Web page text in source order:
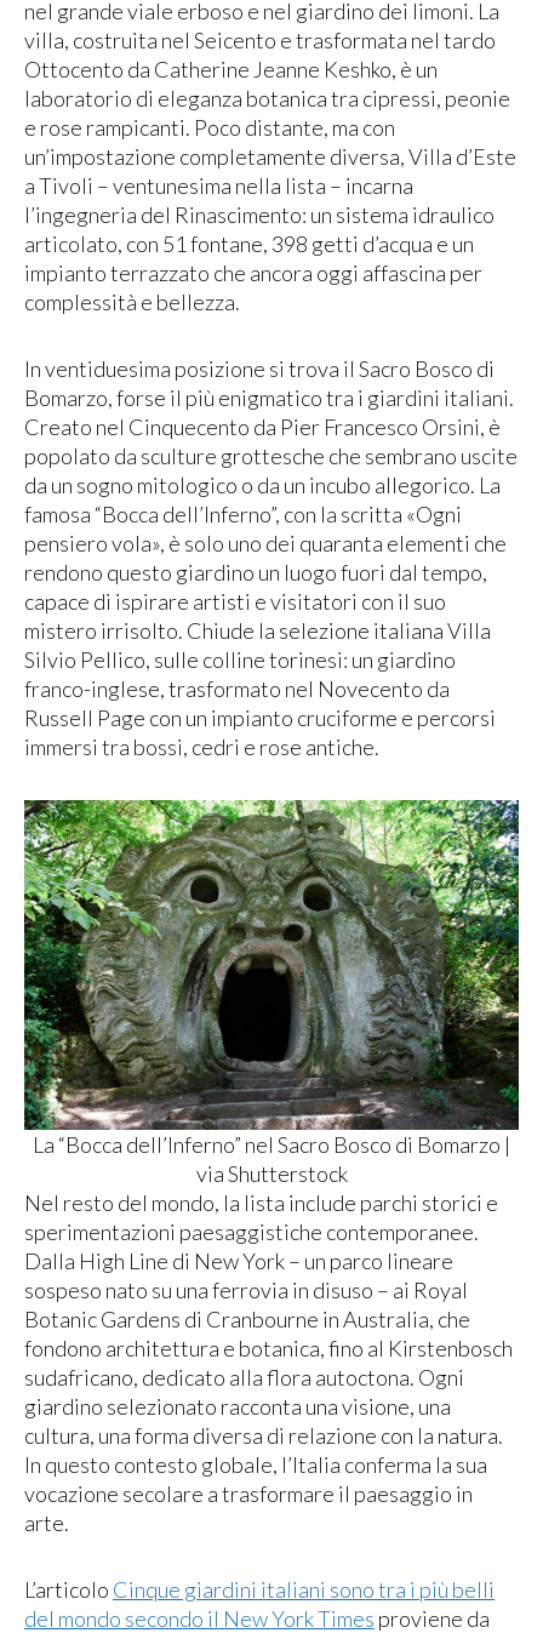
nel grande viale erboso e nel giardino dei limoni. La
villa, costruita nel Seicento e trasformata nel tardo
Ottocento da Catherine Jeanne Keshko, è un
laboratorio di eleganza botanica tra cipressi, peonie
e rose rampicanti. Poco distante, ma con
un’impostazione completamente diversa, Villa d’Este
a Tivoli – ventunesima nella lista – incarna
l’ingegneria del Rinascimento: un sistema idraulico
articolato, con 51 fontane, 398 getti d’acqua e un
impianto terrazzato che ancora oggi affascina per
complessità e bellezza.
In ventiduesima posizione si trova il Sacro Bosco di
Bomarzo, forse il più enigmatico tra i giardini italiani.
Creato nel Cinquecento da Pier Francesco Orsini, è
popolato da sculture grottesche che sembrano uscite
da un sogno mitologico o da un incubo allegorico. La
famosa “Bocca dell’Inferno”, con la scritta «Ogni
pensiero vola», è solo uno dei quaranta elementi che
rendono questo giardino un luogo fuori dal tempo,
capace di ispirare artisti e visitatori con il suo
mistero irrisolto. Chiude la selezione italiana Villa
Silvio Pellico, sulle colline torinesi: un giardino
franco-inglese, trasformato nel Novecento da
Russell Page con un impianto cruciforme e percorsi
immersi tra bossi, cedri e rose antiche.
La “Bocca dell’Inferno” nel Sacro Bosco di Bomarzo |
via Shutterstock
Nel resto del mondo, la lista include parchi storici e
sperimentazioni paesaggistiche contemporanee.
Dalla High Line di New York – un parco lineare
sospeso nato su una ferrovia in disuso – ai Royal
Botanic Gardens di Cranbourne in Australia, che
fondono architettura e botanica, fino al Kirstenbosch
sudafricano, dedicato alla flora autoctona. Ogni
giardino selezionato racconta una visione, una
cultura, una forma diversa di relazione con la natura.
In questo contesto globale, l’Italia conferma la sua
vocazione secolare a trasformare il paesaggio in
arte.
L’articolo Cinque giardini italiani sono tra i più belli
del mondo secondo il New York Times proviene da